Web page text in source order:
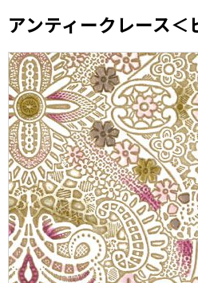
アンティークレース＜